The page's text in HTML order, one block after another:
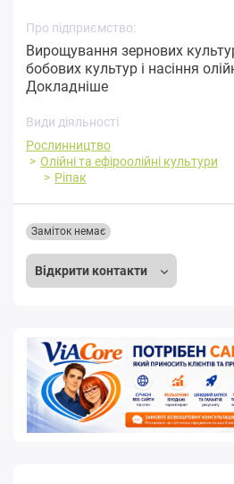
Про підприємство:
Вирощування зернових
бобових культур і насіння
Докладніше
Види діяльності
Рослинництво
Олійні та ефіроолійні культури
Ріпак
Відкрити контакти
Заміток немає